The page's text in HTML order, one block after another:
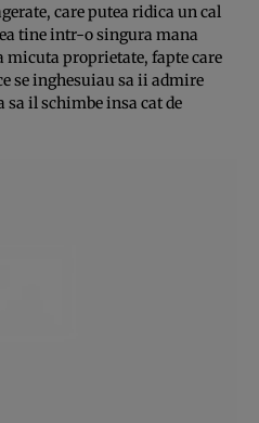
care putea ridica un cal
tine intr-o singura mana
micuta proprietate, fapte care
se inghesuiau sa ii admire
sa il schimbe insa cat de